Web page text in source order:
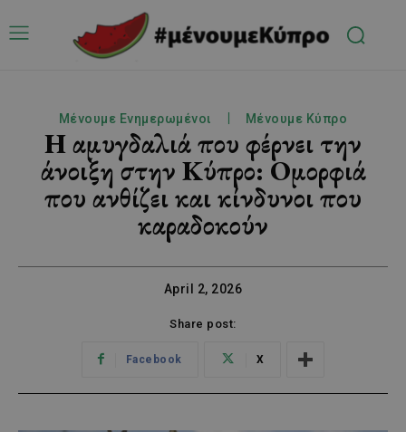
Μένουμε Ενημερωμένοι Μένουμε Κύπρο
Η αμυγδαλιά που φέρνει την
άνοιξη στην Κύπρο: Ομορφιά
που ανθίζει και κίνδυνοι που
καραδοκούν
April 2, 2026
Share post:
Facebook X